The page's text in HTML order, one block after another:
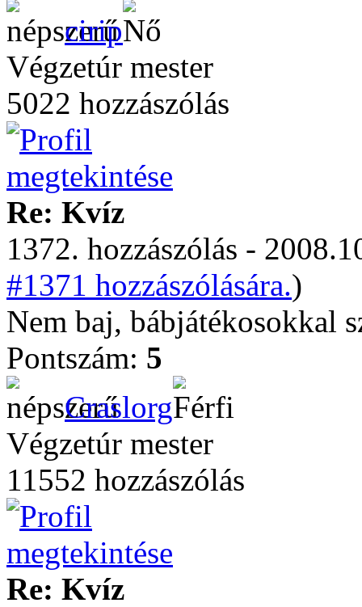
cirip
Végzetúr mester
5022 hozzászólás
Re: Kvíz
1372. hozzászólás -
#1371 hozzászólására.)
Nem baj, bábjátékosokkal
Pontszám: 5
Craslorg
Végzetúr mester
11552 hozzászólás
Re: Kvíz